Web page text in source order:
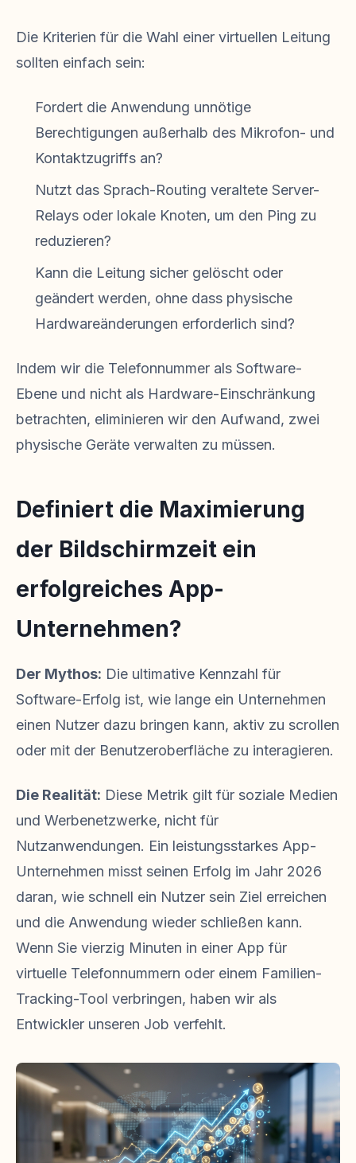
Die Kriterien für die Wahl einer virtuellen Leitung
sollten einfach sein:
Fordert die Anwendung unnötige
Berechtigungen außerhalb des Mikrofon- und
Kontaktzugriffs an?
Nutzt das Sprach-Routing veraltete Server-
Relays oder lokale Knoten, um den Ping zu
reduzieren?
Kann die Leitung sicher gelöscht oder
geändert werden, ohne dass physische
Hardwareänderungen erforderlich sind?
Indem wir die Telefonnummer als Software-
Ebene und nicht als Hardware-Einschränkung
betrachten, eliminieren wir den Aufwand, zwei
physische Geräte verwalten zu müssen.
Definiert die Maximierung
der Bildschirmzeit ein
erfolgreiches App-
Unternehmen?
Der Mythos: Die ultimative Kennzahl für
Software-Erfolg ist, wie lange ein Unternehmen
einen Nutzer dazu bringen kann, aktiv zu scrollen
oder mit der Benutzeroberfläche zu interagieren.
Die Realität: Diese Metrik gilt für soziale Medien
und Werbenetzwerke, nicht für
Nutzanwendungen. Ein leistungsstarkes App-
Unternehmen misst seinen Erfolg im Jahr 2026
daran, wie schnell ein Nutzer sein Ziel erreichen
und die Anwendung wieder schließen kann.
Wenn Sie vierzig Minuten in einer App für
virtuelle Telefonnummern oder einem Familien-
Tracking-Tool verbringen, haben wir als
Entwickler unseren Job verfehlt.